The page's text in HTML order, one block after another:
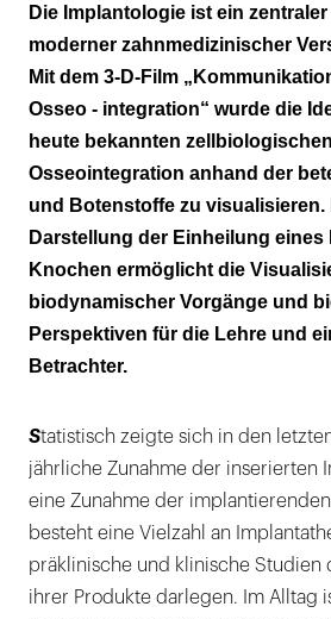
Implantologische
Osseointegration
3-D-Film
Die Hämostase
Die proliferative Phase
Die Implantologie ist ein
moderner zahnmedizinischer
Mit dem 3-D-Film
Osseo - integration“ wurde die
heute bekannten
Osseointegration anhand der
und Botenstoffe zu visualisieren.
Darstellung der Einheilung eines
Knochen ermöglicht die
biodynamischer Vorgänge und
Perspektiven für die Lehre und
Betrachter.
Statistisch zeigte sich in den
jährliche Zunahme der inserierten
eine Zunahme der implantierenden
besteht eine Vielzahl an
präklinische und klinische Studien
ihrer Produkte darlegen. Im Alltag